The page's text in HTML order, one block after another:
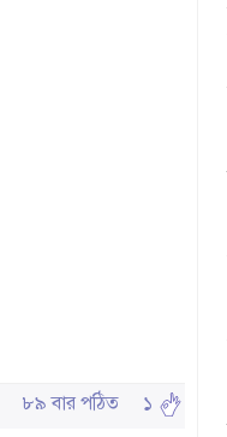
৮৯ বার পঠিত ১